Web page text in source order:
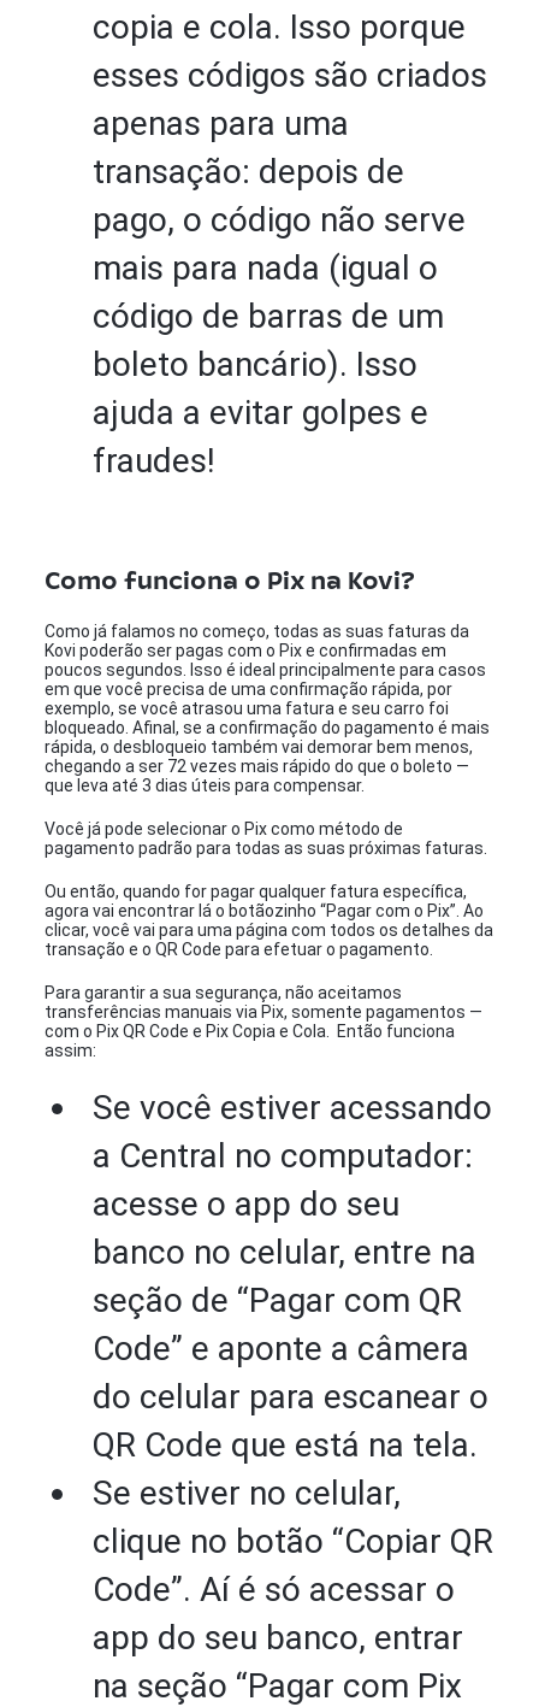
copia e cola. Isso porque
esses códigos são criados
apenas para uma
transação: depois de
pago, o código não serve
mais para nada (igual o
código de barras de um
boleto bancário). Isso
ajuda a evitar golpes e
fraudes!
Como funciona o Pix na Kovi?
Como já falamos no começo, todas as suas faturas da
Kovi poderão ser pagas com o Pix e confirmadas em
poucos segundos. Isso é ideal principalmente para casos
em que você precisa de uma confirmação rápida, por
exemplo, se você atrasou uma fatura e seu carro foi
bloqueado. Afinal, se a confirmação do pagamento é mais
rápida, o desbloqueio também vai demorar bem menos,
chegando a ser 72 vezes mais rápido do que o boleto —
que leva até 3 dias úteis para compensar.
Você já pode selecionar o Pix como método de
pagamento padrão para todas as suas próximas faturas.
Ou então, quando for pagar qualquer fatura específica,
agora vai encontrar lá o botãozinho “Pagar com o Pix”. Ao
clicar, você vai para uma página com todos os detalhes da
transação e o QR Code para efetuar o pagamento.
Para garantir a sua segurança, não aceitamos
transferências manuais via Pix, somente pagamentos —
com o Pix QR Code e Pix Copia e Cola. Então funciona
assim:
Se você estiver acessando
a Central no computador:
acesse o app do seu
banco no celular, entre na
seção de “Pagar com QR
Code” e aponte a câmera
do celular para escanear o
QR Code que está na tela.
Se estiver no celular,
clique no botão “Copiar QR
Code”. Aí é só acessar o
app do seu banco, entrar
na seção “Pagar com Pix